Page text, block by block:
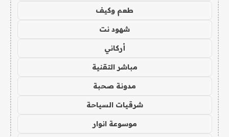
طعم وكيف
شهود نت
أركاني
مباشر التقنية
مدونة صحبة
شرقيات السياحة
موسوعة انوار